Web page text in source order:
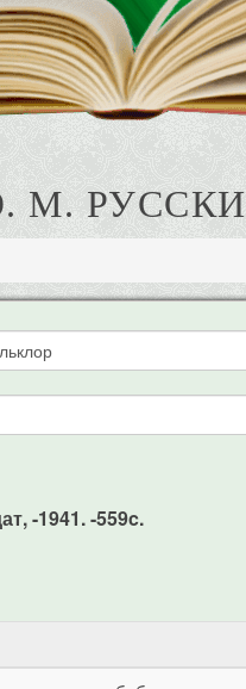
М.
-1941. -559c.